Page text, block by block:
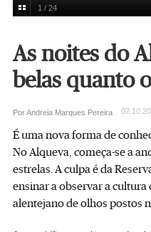
Nelson Garrido
1 / 24
As noites do
belas quanto
Por Andreia Marques Pereira
É uma nova forma de
No Alqueva, começa-se a
estrelas. A culpa é da
ensinar a observar a
alentejano de olhos postos